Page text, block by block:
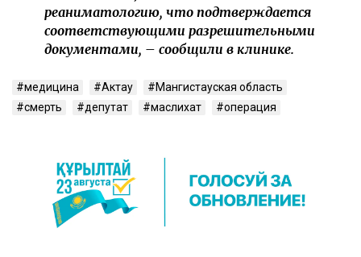
реаниматологию, что подтверждается
соответствующими разрешительными
документами, – сообщили в клинике.
медицина Актау
Мангистауская область
смерть
депутат маслихат операция